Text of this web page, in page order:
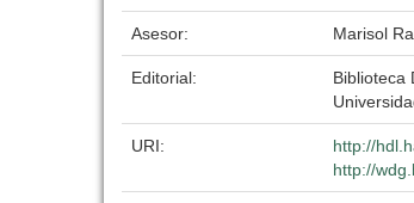
Asesor: Marisol
Editorial:
Biblioteca
URI:
http://
http://